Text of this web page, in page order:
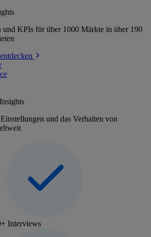
und KPIs für über 1000 Märkte in über 190
und das Verhalten von
Interviews